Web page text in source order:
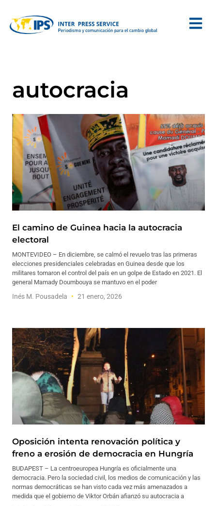
autocracia
El camino de Guinea hacia la autocracia
electoral
MONTEVIDEO – En diciembre, se calmó el revuelo tras las primeras
elecciones presidenciales celebradas en Guinea desde que los
militares tomaron el control del país en un golpe de Estado en 2021. El
general Mamady Doumbouya se mantuvo en el poder
Inés M. Pousadela 21 enero, 2026
Oposición intenta renovación política y
freno a erosión de democracia en Hungría
BUDAPEST – La centroeuropea Hungría es oficialmente una
democracia. Pero la sociedad civil, los medios de comunicación y las
normas democráticas se han visto cada vez más amenazados a
medida que el gobierno de Viktor Orbán afianzó su autocracia a